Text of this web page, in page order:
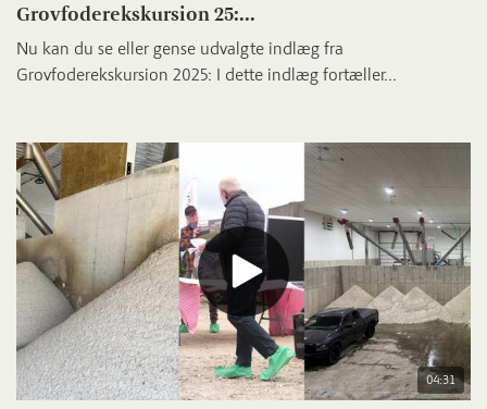
Grovfoderekskursion 25:...
Nu kan du se eller gense udvalgte indlæg fra
Grovfoderekskursion 2025: I dette indlæg fortæller...
04:31